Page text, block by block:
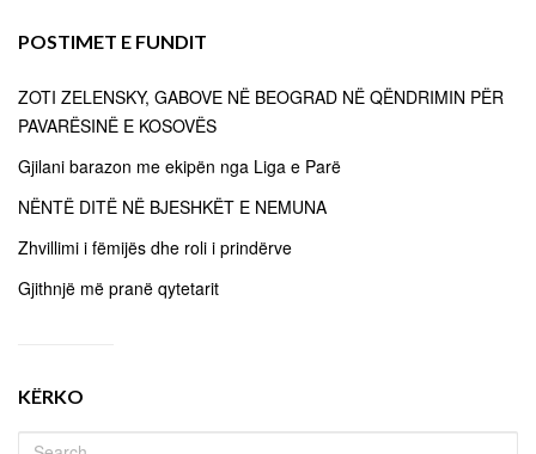
POSTIMET E FUNDIT
ZOTI ZELENSKY, GABOVE NË BEOGRAD NË QËNDRIMIN PËR
PAVARËSINË E KOSOVËS
Gjilani barazon me ekipën nga Liga e Parë
NËNTË DITË NË BJESHKËT E NEMUNA
Zhvillimi i fëmijës dhe roli i prindërve
Gjithnjë më pranë qytetarit
KËRKO